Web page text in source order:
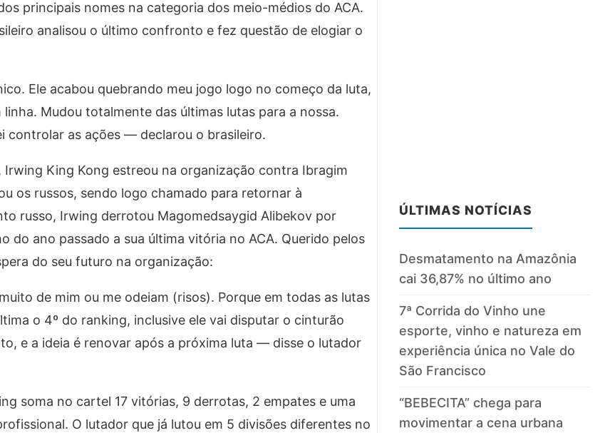
principais nomes na categoria dos meio-médios do ACA.
analisou o último confronto e fez questão de elogiar o
Ele acabou quebrando meu jogo logo no começo da luta,
Mudou totalmente das últimas lutas para a nossa.
controlar as ações — declarou o brasileiro.
King Kong estreou na organização contra Ibragim
os russos, sendo logo chamado para retornar à
russo, Irwing derrotou Magomedsaygid Alibekov por
do ano passado a sua última vitória no ACA. Querido pelos
do seu futuro na organização:
de mim ou me odeiam (risos). Porque em todas as lutas
o 4º do ranking, inclusive ele vai disputar o cinturão
e a ideia é renovar após a próxima luta — disse o lutador
soma no cartel 17 vitórias, 9 derrotas, 2 empates e uma
O lutador que já lutou em 5 divisões diferentes no
ÚLTIMAS NOTÍCIAS
Desmatamento na Amazônia
cai 36,87% no último ano
7ª Corrida do Vinho une
esporte, vinho e natureza em
experiência única no Vale do
São Francisco
“BEBECITA” chega para
movimentar a cena urbana